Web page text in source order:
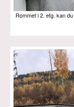
Rommet i 2. etg. kan